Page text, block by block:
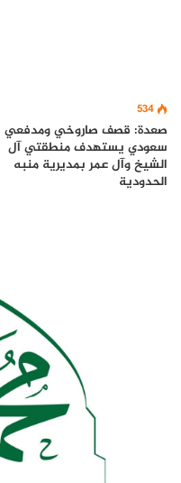
534
صعدة: قصف صاروخي ومدفعي
سعودي يستهدف منطقتي آل
الشيخ وآل عمر بمديرية منبه
الحدودية